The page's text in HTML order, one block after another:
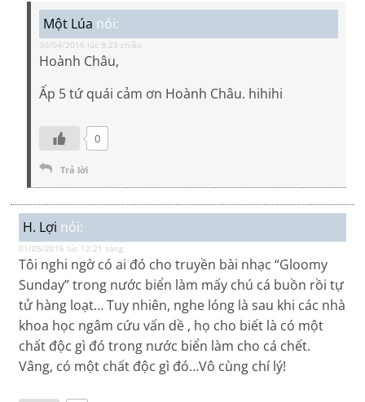
Một Lúa nói:
30/04/2016 lúc 9:23 chiều
Hoành Châu,
Ấp 5 tứ quái cảm ơn Hoành Châu. hihihi
0
Trả lời
H. Lợi nói:
01/05/2016 lúc 12:21 sáng
Tôi nghi ngờ có ai đó cho truyền bài nhạc “Gloomy
Sunday” trong nước biển làm mấy chú cá buồn rồi tự
tử hàng loạt… Tuy nhiên, nghe lóng là sau khi các nhà
khoa học ngâm cứu vấn dề , họ cho biết là có một
chất độc gì đó trong nước biển làm cho cá chết.
Vâng, có một chất độc gì đó…Vô cùng chí lý!